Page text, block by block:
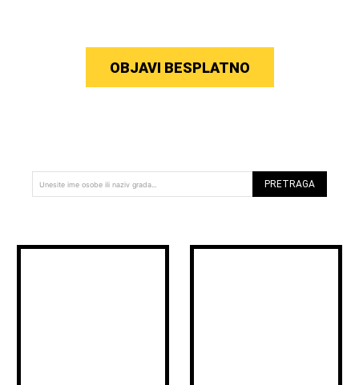
OBJAVI BESPLATNO
Unesite ime osobe ili naziv grada... PRETRAGA